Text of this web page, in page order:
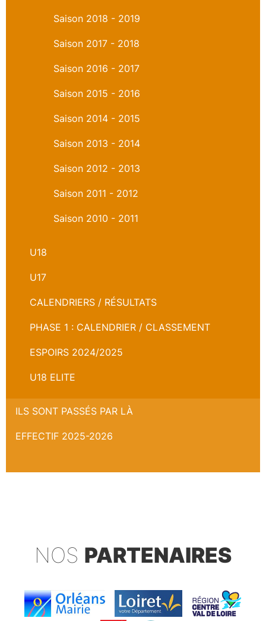
Saison 2018 - 2019
Saison 2017 - 2018
Saison 2016 - 2017
Saison 2015 - 2016
Saison 2014 - 2015
Saison 2013 - 2014
Saison 2012 - 2013
Saison 2011 - 2012
Saison 2010 - 2011
U18
U17
CALENDRIERS / RÉSULTATS
PHASE 1 : CALENDRIER / CLASSEMENT
ESPOIRS 2024/2025
U18 ELITE
ILS SONT PASSÉS PAR LÀ
EFFECTIF 2025-2026
NOS PARTENAIRES